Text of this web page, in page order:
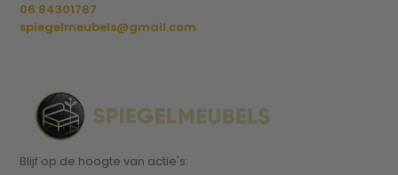
06 84301787
spiegelmeubels@gmail.com
Blijf op de hoogte van actie's: